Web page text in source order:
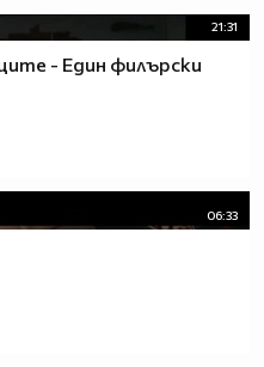
21:31
- Един филърски
06:33